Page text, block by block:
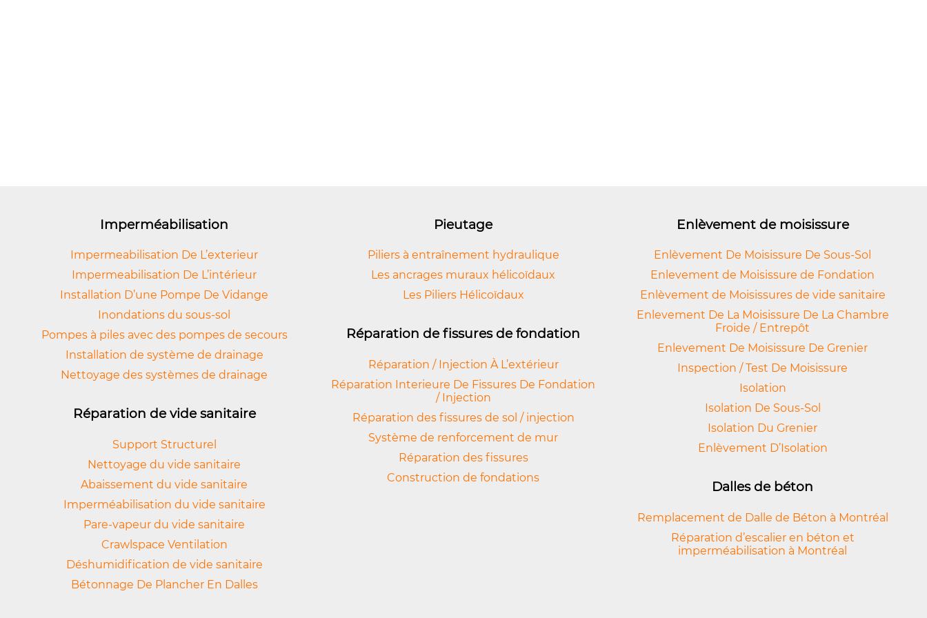
Imperméabilisation
Impermeabilisation De L’exterieur
Impermeabilisation De L’intérieur
Installation D’une Pompe De Vidange
Inondations du sous-sol
Pompes à piles avec des pompes de secours
Installation de système de drainage
Nettoyage des systèmes de drainage
Réparation de vide sanitaire
Support Structurel
Nettoyage du vide sanitaire
Abaissement du vide sanitaire
Imperméabilisation du vide sanitaire
Pare-vapeur du vide sanitaire
Crawlspace Ventilation
Déshumidification de vide sanitaire
Bétonnage De Plancher En Dalles
Pieutage
Piliers à entraînement hydraulique
Les ancrages muraux hélicoïdaux
Les Piliers Hélicoïdaux
Réparation de fissures de fondation
Réparation / Injection À L’extérieur
Réparation Interieure De Fissures De Fondation
/ Injection
Réparation des fissures de sol / injection
Système de renforcement de mur
Réparation des fissures
Construction de fondations
Enlèvement de moisissure
Enlèvement De Moisissure De Sous-Sol
Enlevement de Moisissure de Fondation
Enlèvement de Moisissures de vide sanitaire
Enlevement De La Moisissure De La Chambre
Froide / Entrepôt
Enlevement De Moisissure De Grenier
Inspection / Test De Moisissure
Isolation
Isolation De Sous-Sol
Isolation Du Grenier
Enlèvement D’Isolation
Dalles de béton
Remplacement de Dalle de Béton à Montréal
Réparation d’escalier en béton et
imperméabilisation à Montréal